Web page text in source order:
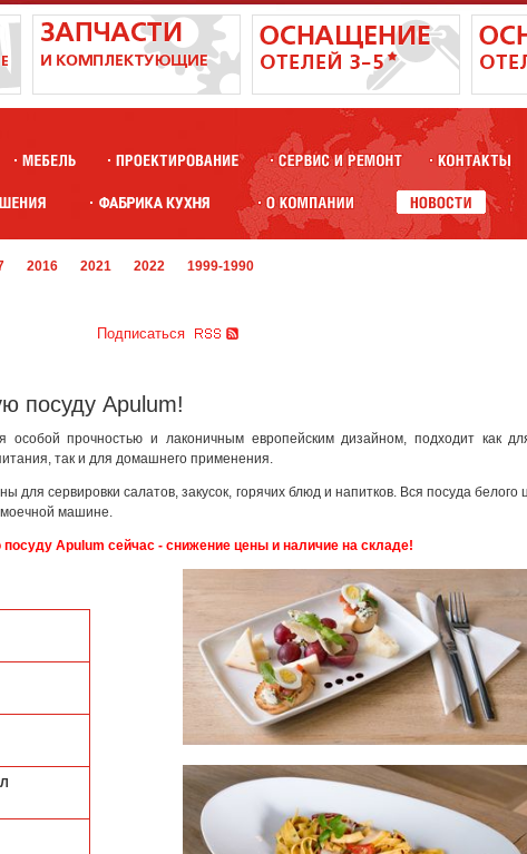
2016 2021 2022 1999-1990
Подписаться
Apulum!
особой прочностью и лаконичным европейским дизайном, подходит как
так и для домашнего применения.
сервировки салатов, закусок, горячих блюд и напитков. Вся посуда белого
машине.
Apulum сейчас - снижение цены и наличие на складе!